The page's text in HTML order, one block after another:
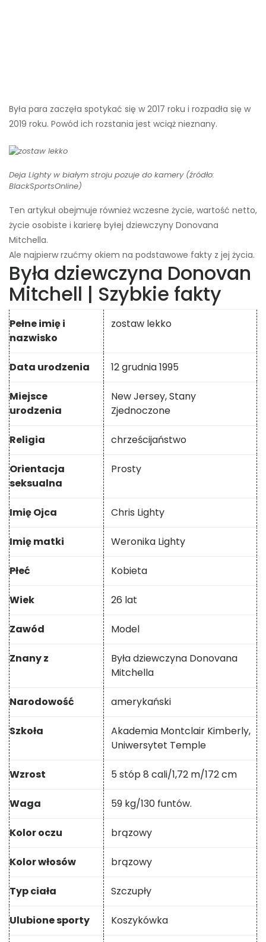
Była para zaczęła spotykać się w 2017 roku i rozpadła się w
2019 roku. Powód ich rozstania jest wciąż nieznany.
Deja Lighty w białym stroju pozuje do kamery (źródło:
BlackSportsOnline)
Ten artykuł obejmuje również wczesne życie, wartość netto,
życie osobiste i karierę byłej dziewczyny Donovana
Mitchella.
Ale najpierw rzućmy okiem na podstawowe fakty z jej życia.
Była dziewczyna Donovan
Mitchell | Szybkie fakty
Pełne imię i
nazwisko
zostaw lekko
Data urodzenia 12 grudnia 1995
Miejsce
urodzenia
New Jersey, Stany
Zjednoczone
Religia chrześcijaństwo
Orientacja
seksualna
Prosty
Imię Ojca Chris Lighty
Imię matki Weronika Lighty
Płeć Kobieta
Wiek 26 lat
Zawód Model
Znany z
Była dziewczyna Donovana
Mitchella
Narodowość amerykański
Szkoła
Akademia Montclair Kimberly,
Uniwersytet Temple
Wzrost 5 stóp 8 cali/1,72 m/172 cm
Waga 59 kg/130 funtów.
Kolor oczu brązowy
Kolor włosów brązowy
Typ ciała Szczupły
Ulubione sporty Koszykówka